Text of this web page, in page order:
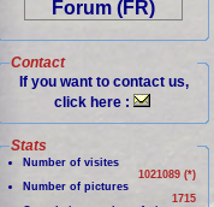
Forum (FR)
Contact
If you want to contact us,
click here :
Stats
Number of visites
1021089 (*)
Number of pictures
1715